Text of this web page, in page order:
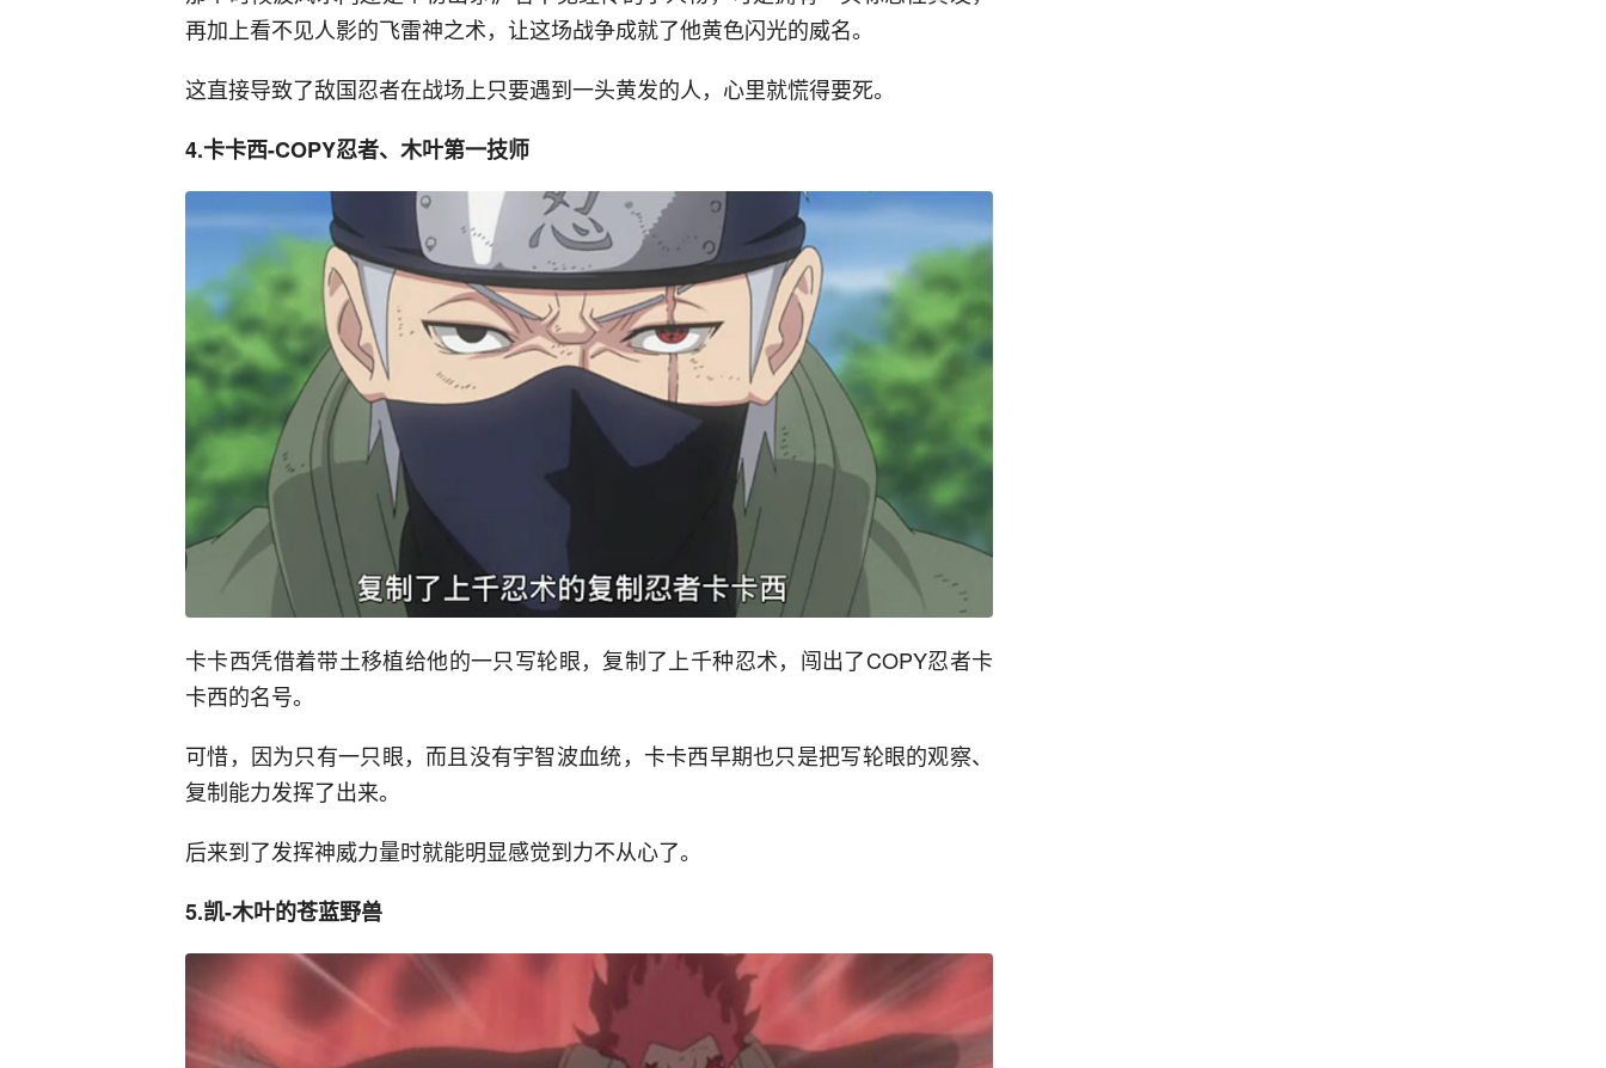
再加上看不见人影的飞雷神之术，让这场战争成就了他黄色闪光的威名。
这直接导致了敌国忍者在战场上只要遇到一头黄发的人，心里就慌得要死。
4.卡卡西-COPY忍者、木叶第一技师
卡卡西凭借着带土移植给他的一只写轮眼，复制了上千种忍术，闯出了COPY忍者卡
卡西的名号。
可惜，因为只有一只眼，而且没有宇智波血统，卡卡西早期也只是把写轮眼的观察、
复制能力发挥了出来。
后来到了发挥神威力量时就能明显感觉到力不从心了。
5.凯-木叶的苍蓝野兽